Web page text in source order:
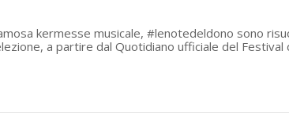
kermesse musicale, #lenotedeldono sono
a partire dal Quotidiano ufficiale del Festival